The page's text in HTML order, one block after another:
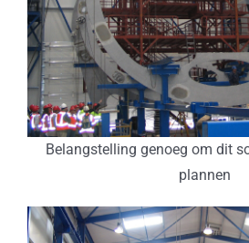
Belangstelling genoeg om dit
plannen